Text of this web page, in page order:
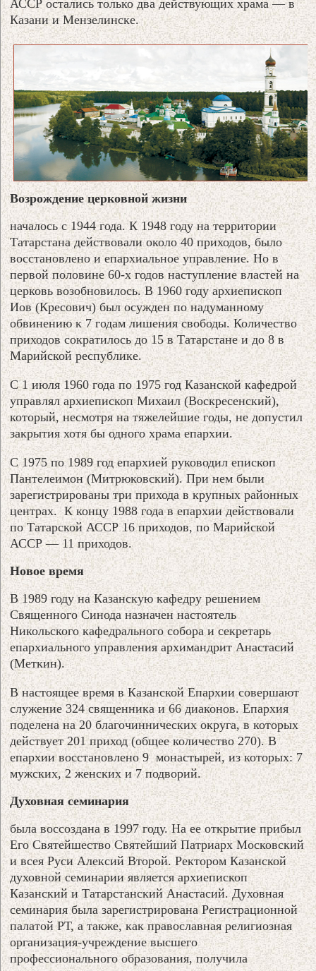
АССР остались только два действующих храма — в
Казани и Мензелинске.
Возрождение церковной жизни
началось с 1944 года. К 1948 году на территории
Татарстана действовали около 40 приходов, было
восстановлено и епархиальное управление. Но в
первой половине 60-х годов наступление властей на
церковь возобновилось. В 1960 году архиепископ
Иов (Кресович) был осужден по надуманному
обвинению к 7 годам лишения свободы. Количество
приходов сократилось до 15 в Татарстане и до 8 в
Марийской республике.
С 1 июля 1960 года по 1975 год Казанской кафедрой
управлял архиепископ Михаил (Воскресенский),
который, несмотря на тяжелейшие годы, не допустил
закрытия хотя бы одного храма епархии.
С 1975 по 1989 год епархией руководил епископ
Пантелеимон (Митрюковский). При нем были
зарегистрированы три прихода в крупных районных
центрах. К концу 1988 года в епархии действовали
по Татарской АССР 16 приходов, по Марийской
АССР — 11 приходов.
Новое время
В 1989 году на Казанскую кафедру решением
Священного Синода назначен настоятель
Никольского кафедрального собора и секретарь
епархиального управления архимандрит Анастасий
(Меткин).
В настоящее время в Казанской Епархии совершают
служение 324 священника и 66 диаконов. Епархия
поделена на 20 благочиннических округа, в которых
действует 201 приход (общее количество 270). В
епархии восстановлено 9 монастырей, из которых: 7
мужских, 2 женских и 7 подворий.
Духовная семинария
была воссоздана в 1997 году. На ее открытие прибыл
Его Святейшество Святейший Патриарх Московский
и всея Руси Алексий Второй. Ректором Казанской
духовной семинарии является архиепископ
Казанский и Татарстанский Анастасий. Духовная
семинария была зарегистрирована Регистрационной
палатой РТ, а также, как православная религиозная
организация-учреждение высшего
профессионального образования, получила